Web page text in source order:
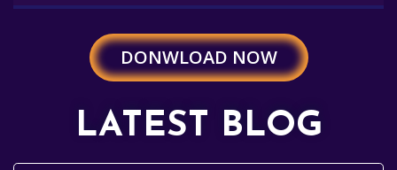
DONWLOAD NOW
LATEST BLOG